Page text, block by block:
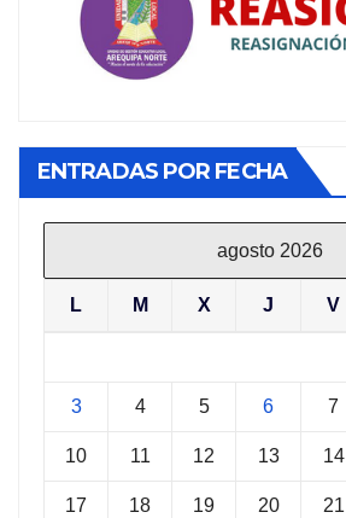
ENTRADAS POR FECHA
agosto 2026
L M X J V
3 4 5 6 7
10 11 12 13 14
17 18 19 20 21